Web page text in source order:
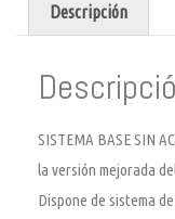
Descripción
SISTEMA BASE SIN
la versión mejorada
Dispone de sistema